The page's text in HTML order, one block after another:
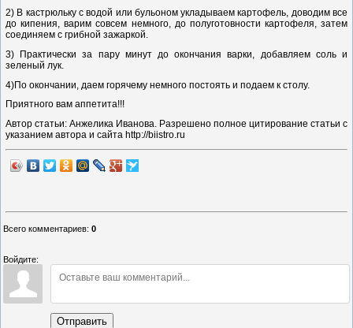
2) В кастрюльку с водой или бульоном укладываем картофель, доводим все
до кипения, варим совсем немного, до полуготовности картофеля, затем
соединяем с грибной зажаркой.
3) Практически за пару минут до окончания варки, добавляем соль и
зеленый лук.
4)По окончании, даем горячему немного постоять и подаем к столу.
Приятного вам аппетита!!!
Автор статьи: Анжелика Иванова. Разрешено полное цитирование статьи с
указанием автора и сайта http://biistro.ru
Всего комментариев: 0
Войдите:
Отправить